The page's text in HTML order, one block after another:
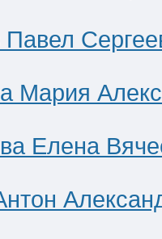
Мария
Елена